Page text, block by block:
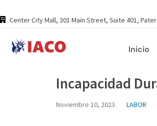
to
content
Center City Mall, 301 Main Street, Suite 401,
Inicio
Incapacidad
Noviembre 10, 2023 LABOR